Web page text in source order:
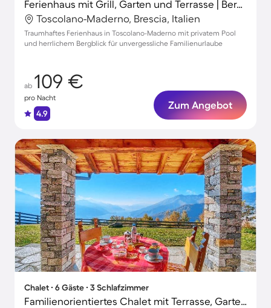
Ferienhaus mit Grill, Garten und Terrasse | Bergblick
Toscolano-Maderno, Brescia, Italien
Traumhaftes Ferienhaus in Toscolano-Maderno mit privatem Pool
und herrlichem Bergblick für unvergessliche Familienurlaube
ab 109 €
pro Nacht
4.9
Zum Angebot
Chalet ∙ 6 Gäste ∙ 3 Schlafzimmer
Familienorientiertes Chalet mit Terrasse, Garten und Grill | Haustiere erlaubt